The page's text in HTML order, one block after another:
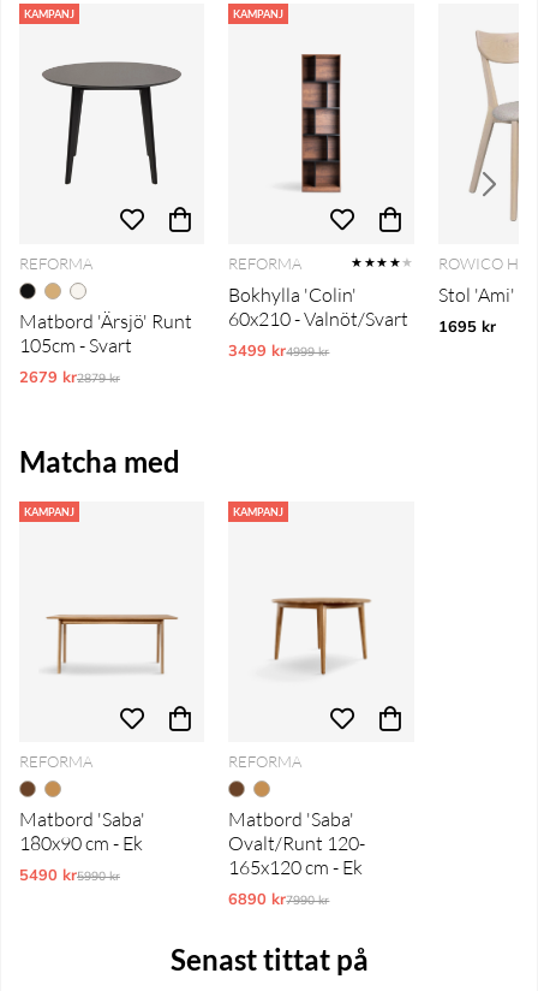
KAMPANJ
REFORMA
Matbord 'Ärsjö' Runt
105cm - Svart
2679 krOrdinarie pris:
2879 kr
KAMPANJ
REFORMA ★★★★★
Bokhylla 'Colin'
60x210 - Valnöt/Svart
3499 krOrdinarie pris:
4999 kr
ROWICO
Stol 'Ami' -
1695 kr
Matcha med
KAMPANJ
REFORMA
Matbord 'Saba'
180x90 cm - Ek
5490 krOrdinarie pris:
5990 kr
KAMPANJ
REFORMA
Matbord 'Saba'
Ovalt/Runt 120-
165x120 cm - Ek
6890 krOrdinarie pris:
7990 kr
Senast tittat på